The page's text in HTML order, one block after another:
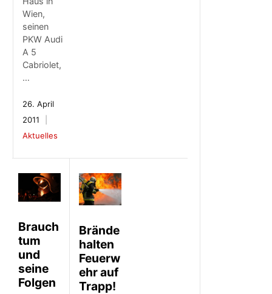
Wien,
seinen
PKW Audi
A 5
Cabriolet,
…
26. April
2011
Aktuelles
Brauch
tum
und
seine
Folgen
Brände
halten
Feuerw
ehr auf
Trapp!